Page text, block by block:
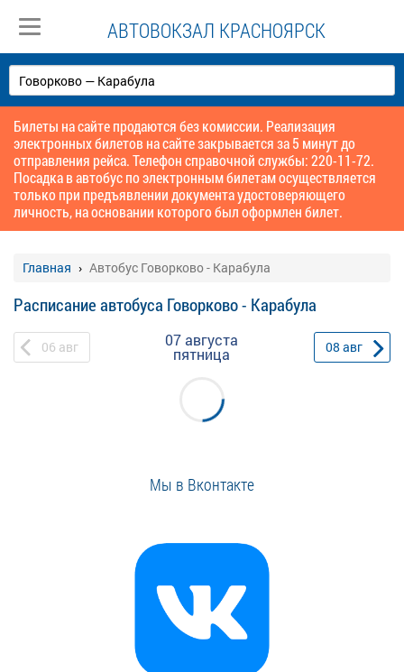
АВТОВОКЗАЛ КРАСНОЯРСК
Билеты на сайте продаются без комиссии. Реализация
электронных билетов на сайте закрывается за 5 минут до
отправления рейса. Телефон справочной службы: 220-11-72.
Посадка в автобус по электронным билетам осуществляется
только при предъявлении документа удостоверяющего
личность, на основании которого был оформлен билет.
Главная Автобус Говорково - Карабула
Расписание автобуса Говорково - Карабула
06 авг 07 августа
пятница 08 авг
Мы в Вконтакте